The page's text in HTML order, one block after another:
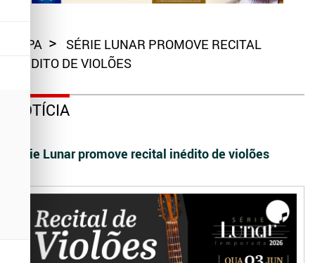
CAPA
SÉRIE LUNAR PROMOVE RECITAL
INÉDITO DE VIOLÕES
NOTÍCIA
Série Lunar promove recital inédito de violões